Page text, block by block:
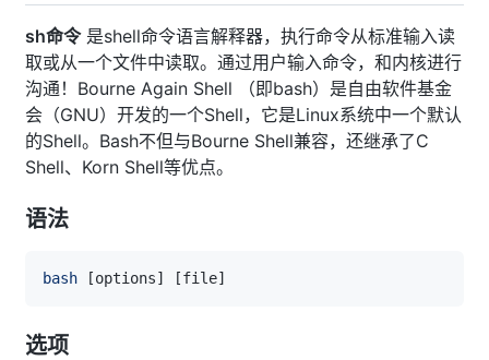
sh命令是shell命令语言解释器，执行命令从标准输入读
取或从一个文件中读取。通过用户输入命令，和内核进行
沟通！Bourne Again Shell （即bash）是自由软件基金
会（GNU）开发的一个Shell，它是Linux系统中一个默认
的Shell。Bash不但与Bourne Shell兼容，还继承了C
Shell、Korn Shell等优点。
语法
bash [options] [file]
选项